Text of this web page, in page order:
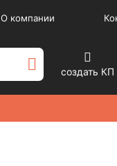
О компании
создать КП